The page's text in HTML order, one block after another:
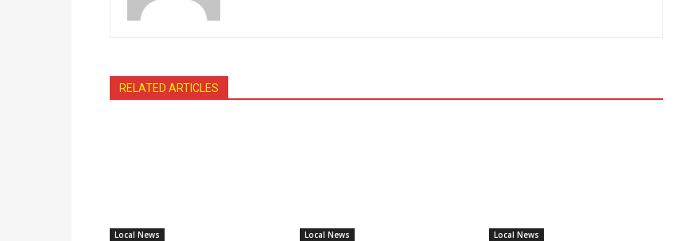
RELATED ARTICLES
Local News Local News Local News